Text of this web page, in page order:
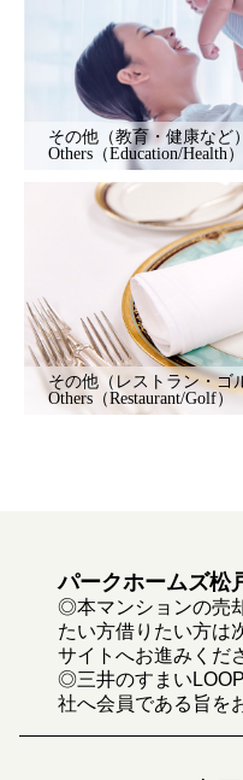
その他（教育・健康など）
Others（Education/Health）
その他（レストラン・ゴ
Others（Restaurant/Golf）
パークホームズ松
◎本マンションの売
たい方借りたい方は
サイトへお進みくだ
◎三井のすまい
社へ会員である旨を